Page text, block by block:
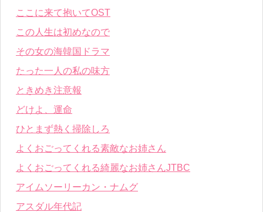
ここに来て抱いてOST
この人生は初めなので
その女の海韓国ドラマ
たった一人の私の味方
ときめき注意報
どけよ、運命
ひとまず熱く掃除しろ
よくおごってくれる素敵なお姉さん
よくおごってくれる綺麗なお姉さんJTBC
アイムソーリーカン・ナムグ
アスダル年代記